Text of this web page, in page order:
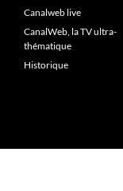
Canalweb live
CanalWeb, la TV ultra-
thématique
Historique